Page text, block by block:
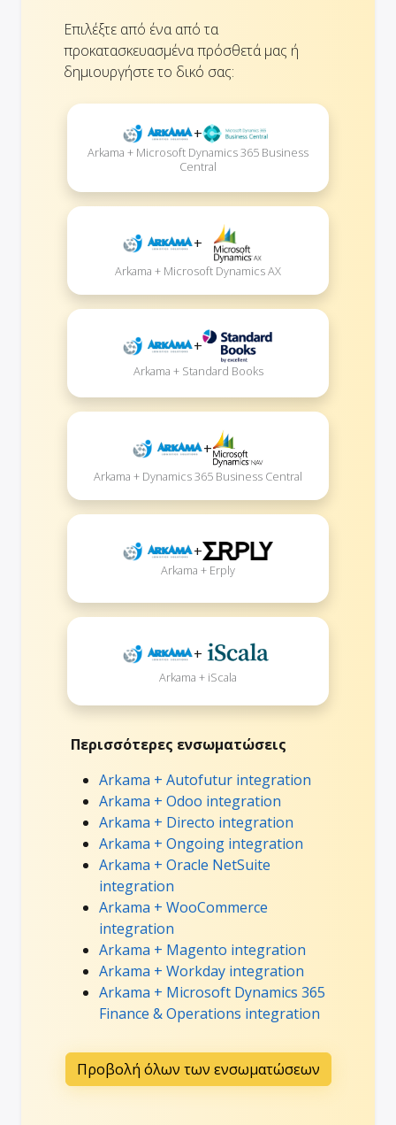
Επιλέξτε από ένα από τα
προκατασκευασμένα πρόσθετά μας ή
δημιουργήστε το δικό σας:
+
Arkama + Microsoft Dynamics 365 Business
Central
+
Arkama + Microsoft Dynamics AX
+
Arkama + Standard Books
+
Arkama + Dynamics 365 Business Central
+
Arkama + Erply
+
Arkama + iScala
Περισσότερες ενσωματώσεις
Arkama + Autofutur integration
Arkama + Odoo integration
Arkama + Directo integration
Arkama + Ongoing integration
Arkama + Oracle NetSuite
integration
Arkama + WooCommerce
integration
Arkama + Magento integration
Arkama + Workday integration
Arkama + Microsoft Dynamics 365
Finance & Operations integration
Προβολή όλων των ενσωματώσεων